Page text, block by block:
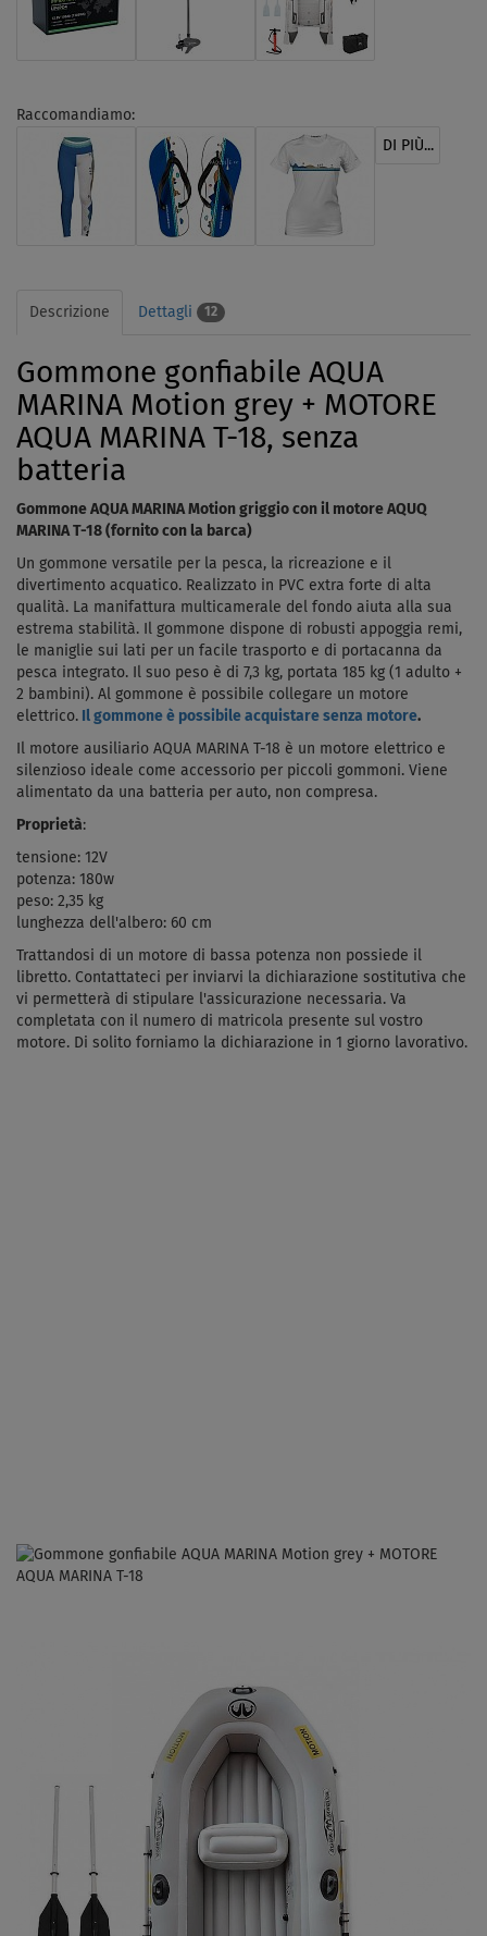
Raccomandiamo:
DI PIÙ...
Descrizione Dettagli 12
Gommone gonfiabile AQUA
MARINA Motion grey + MOTORE
AQUA MARINA T-18, senza
batteria
Gommone AQUA MARINA Motion griggio con il motore AQUQ
MARINA T-18 (fornito con la barca)
Un gommone versatile per la pesca, la ricreazione e il
divertimento acquatico. Realizzato in PVC extra forte di alta
qualità. La manifattura multicamerale del fondo aiuta alla sua
estrema stabilità. Il gommone dispone di robusti appoggia remi,
le maniglie sui lati per un facile trasporto e di portacanna da
pesca integrato. Il suo peso è di 7,3 kg, portata 185 kg (1 adulto +
2 bambini). Al gommone è possibile collegare un motore
elettrico. Il gommone è possibile acquistare senza motore.
Il motore ausiliario AQUA MARINA T-18 è un motore elettrico e
silenzioso ideale come accessorio per piccoli gommoni. Viene
alimentato da una batteria per auto, non compresa.
Proprietà:
tensione: 12V
potenza: 180w
peso: 2,35 kg
lunghezza dell'albero: 60 cm
Trattandosi di un motore di bassa potenza non possiede il
libretto. Contattateci per inviarvi la dichiarazione sostitutiva che
vi permetterà di stipulare l'assicurazione necessaria. Va
completata con il numero di matricola presente sul vostro
motore. Di solito forniamo la dichiarazione in 1 giorno lavorativo.